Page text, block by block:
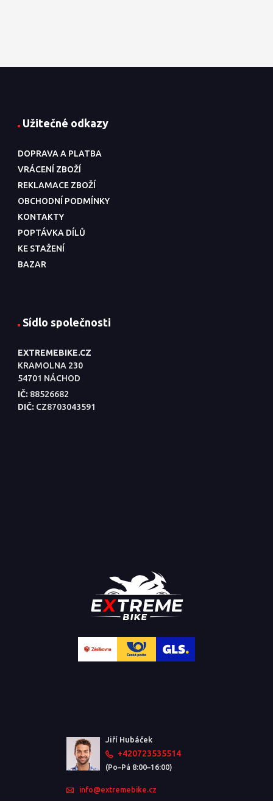
Užitečné odkazy
DOPRAVA A PLATBA
VRÁCENÍ ZBOŽÍ
REKLAMACE ZBOŽÍ
OBCHODNÍ PODMÍNKY
KONTAKTY
POPTÁVKA DÍLŮ
KE STAŽENÍ
BAZAR
Sídlo společnosti
EXTREMEBIKE.CZ
KRAMOLNA 230
54701 NÁCHOD
IČ: 88526682
DIČ: CZ8703043591
Jiří Hubáček
+420723535514
(Po–Pá 8:00–16:00)
info@extremebike.cz